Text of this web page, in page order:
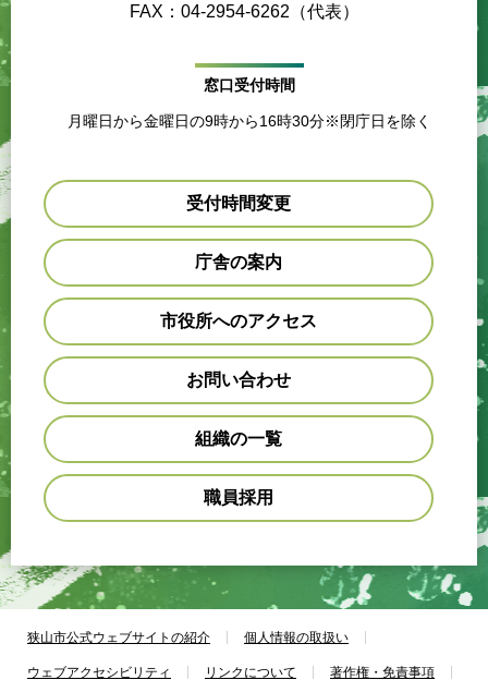
FAX：04-2954-6262（代表）
窓口受付時間
月曜日から金曜日の9時から16時30分※閉庁日を除く
受付時間変更
庁舎の案内
市役所へのアクセス
お問い合わせ
組織の一覧
職員採用
狭山市公式ウェブサイトの紹介 個人情報の取扱い
ウェブアクセシビリティ リンクについて 著作権・免責事項